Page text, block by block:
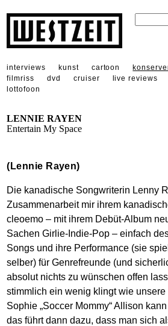
interviews kunst cartoon
filmriss
dvd cruiser live reviews
lottofoon
LENNIE RAYEN
Entertain My Space
(Lennie Rayen)
Die kanadische Songwriterin Lenny
Zusammenarbeit mir ihrem
cleoemo – mit ihrem Debüt-Album
Sachen Girlie-Indie-Pop – einfach
Songs und ihre Performance (sie
selber) für Genrefreunde (und
absolut nichts zu wünschen offen
stimmlich ein wenig klingt wie
Sophie „Soccer Mommy“ Allison
das führt dann dazu, dass man sich